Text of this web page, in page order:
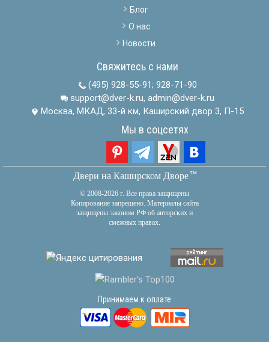
Блог
О нас
Новости
Свяжитесь с нами
(495) 928-55-91; 928-71-90
support@dver-k.ru, admin@dver-k.ru
Москва, МКАД, 33-й км, Каширский двор 3, П-15
Мы в соцсетях
Двери на Каширском Дворетм
© 2008-2026 г. Все права защищены
Копирование запрещено. Материалы сайта
защищены законом РФ об авторских и
смежных правах.
Принимаем к оплате